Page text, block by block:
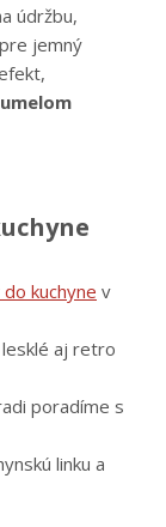
údržbu,
jemný
kuchyne v
aj retro
poradíme s
linku a